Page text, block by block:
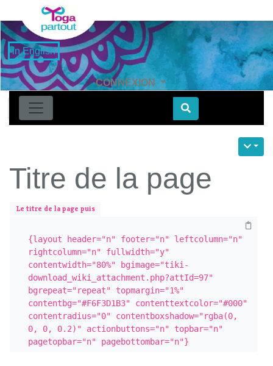
in English
CONNEXION
Find
Titre de la page
Le titre de la page puis
{layout header="n" footer="n" leftcolumn="n"
rightcolumn="n" fullwidth="y"
contentwidth="80%" bgimage="tiki-
download_wiki_attachment.php?attId=97"
bgrepeat="repeat" topmargin="1%"
contentbg="#F6F3D1B3" contenttextcolor="#000"
contentradius="0" contentboxshadow="rgba(0,
0, 0, 0.2)" actionbuttons="n" topbar="n"
pagetopbar="n" pagebottombar="n"}